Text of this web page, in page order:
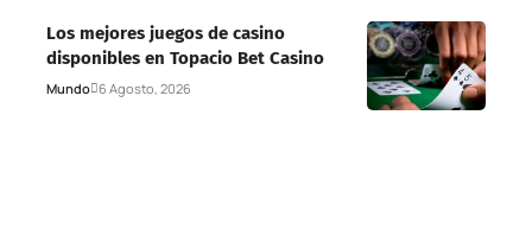
Los mejores juegos de casino
disponibles en Topacio Bet Casino
Mundo 6 Agosto, 2026